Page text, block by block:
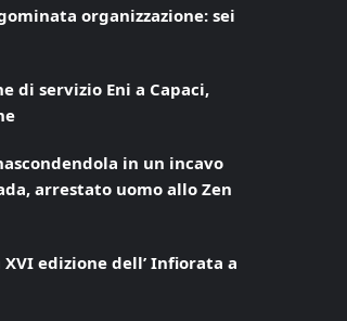
organizzazione: sei
di servizio Eni a Capaci,
in un incavo
arrestato uomo allo Zen
edizione dell’ Infiorata a